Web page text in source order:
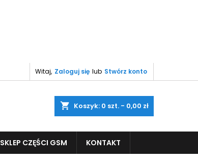
Witaj, Zaloguj się lub Stwórz konto
shopping_cart Koszyk: 0 szt. - 0,00 zł
SKLEP CZĘŚCI GSM KONTAKT